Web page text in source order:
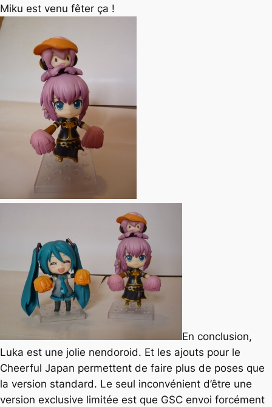
Miku est venu fêter ça !
En conclusion,
Luka est une jolie nendoroid. Et les ajouts pour le
Cheerful Japan permettent de faire plus de poses que
la version standard. Le seul inconvénient d’être une
version exclusive limitée est que GSC envoi forcément